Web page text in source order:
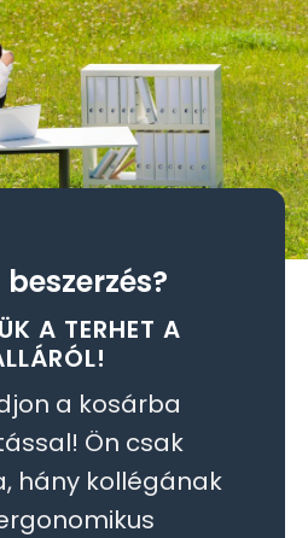
A TERHET A
a kosárba
Ön csak
hány kollégának